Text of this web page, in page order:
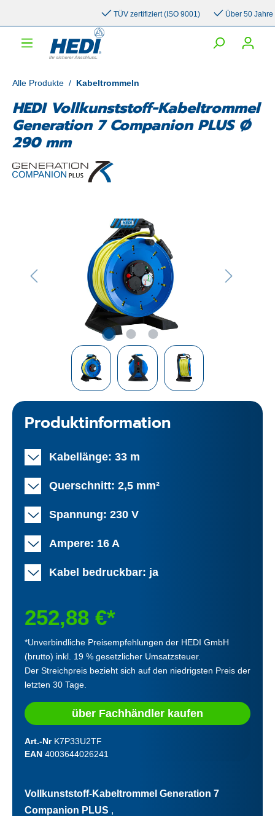
TÜV zertifiziert (ISO 9001) Über 50 Jahre
Alle Produkte / Kabeltrommeln
HEDI Vollkunststoff-Kabeltrommel
Generation 7 Companion PLUS Ø
290 mm
Produktinformation
Kabellänge: 33 m
Querschnitt: 2,5 mm²
Spannung: 230 V
Ampere: 16 A
Kabel bedruckbar: ja
252,88 €*
*Unverbindliche Preisempfehlungen der HEDI GmbH
(brutto) inkl. 19 % gesetzlicher Umsatzsteuer.
Der Streichpreis bezieht sich auf den niedrigsten Preis der
letzten 30 Tage.
über Fachhändler kaufen
Art.-Nr K7P33U2TF
EAN 4003644026241
Vollkunststoff-Kabeltrommel Generation 7
Companion PLUS ,